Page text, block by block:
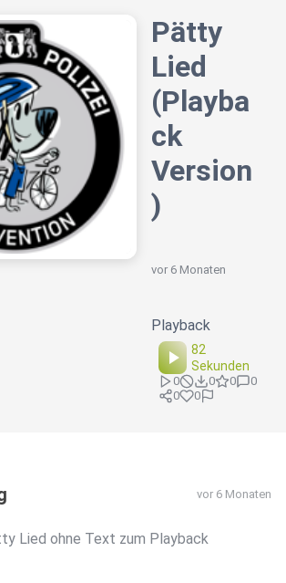
Pätty
Lied
(Playba
ck
Version
)
vor 6 Monaten
Playback
82
Sekunden
0 0 0
0
0
0
vor 6 Monaten
Lied ohne Text zum Playback